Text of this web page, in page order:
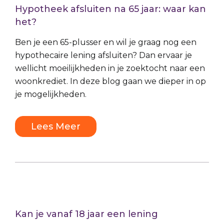
Hypotheek afsluiten na 65 jaar: waar kan
het?
Ben je een 65-plusser en wil je graag nog een
hypothecaire lening afsluiten? Dan ervaar je
wellicht moeilijkheden in je zoektocht naar een
woonkrediet. In deze blog gaan we dieper in op
je mogelijkheden.
Lees Meer
Kan je vanaf 18 jaar een lening